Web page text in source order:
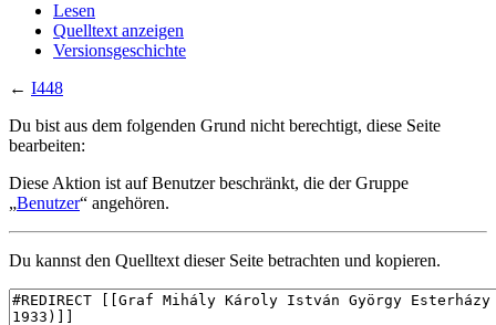
Lesen
Quelltext anzeigen
Versionsgeschichte
← I448
Du bist aus dem folgenden Grund nicht berechtigt, diese Seite
bearbeiten:
Diese Aktion ist auf Benutzer beschränkt, die der Gruppe
„Benutzer“ angehören.
Du kannst den Quelltext dieser Seite betrachten und kopieren.